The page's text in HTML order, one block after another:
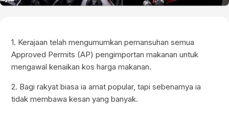
1. Kerajaan telah mengumumkan pemansuhan semua
Approved Permits (AP) pengimportan makanan untuk
mengawal kenaikan kos harga makanan.
2. Bagi rakyat biasa ia amat popular, tapi sebenarnya ia
tidak membawa kesan yang banyak.